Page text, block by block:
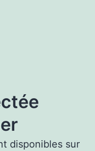
disponibles sur